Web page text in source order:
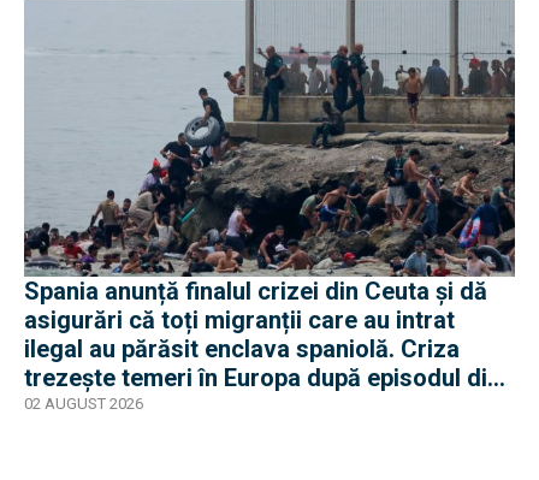
Spania anunță finalul crizei din Ceuta și dă
asigurări că toți migranții care au intrat
ilegal au părăsit enclava spaniolă. Criza
trezește temeri în Europa după episodul din
2015
02 AUGUST 2026